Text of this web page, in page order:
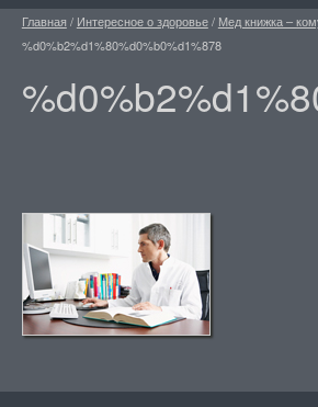
Главная / Интересное о здоровье/ Мед книжка –
%d0%b2%d1%80%d0%b0%d1%878